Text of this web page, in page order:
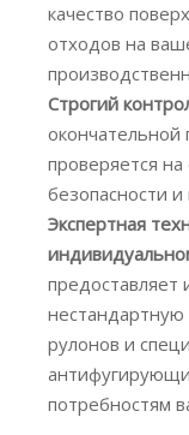
качество
отходов на
Строгий
окончательной
проверяется
безопасности
Экспертная
рулонов и
потребностям